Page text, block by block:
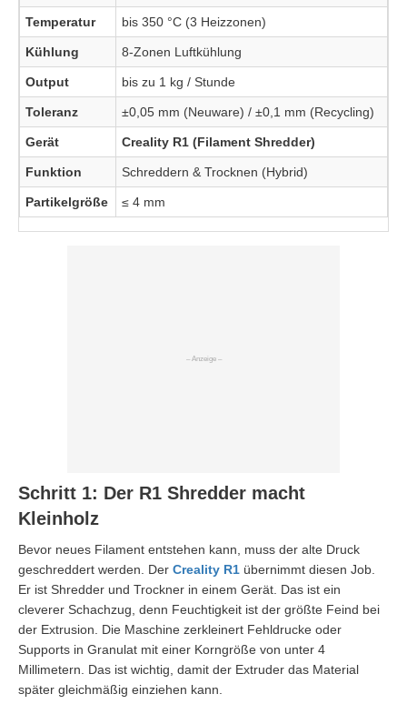
Temperatur bis 350 °C (3 Heizzonen)
Kühlung 8-Zonen Luftkühlung
Output bis zu 1 kg / Stunde
Toleranz ±0,05 mm (Neuware) / ±0,1 mm (Recycling)
Gerät Creality R1 (Filament Shredder)
Funktion Schreddern & Trocknen (Hybrid)
Partikelgröße ≤ 4 mm
Schritt 1: Der R1 Shredder macht
Kleinholz
Bevor neues Filament entstehen kann, muss der alte Druck
geschreddert werden. Der Creality R1 übernimmt diesen Job.
Er ist Shredder und Trockner in einem Gerät. Das ist ein
cleverer Schachzug, denn Feuchtigkeit ist der größte Feind bei
der Extrusion. Die Maschine zerkleinert Fehldrucke oder
Supports in Granulat mit einer Korngröße von unter 4
Millimetern. Das ist wichtig, damit der Extruder das Material
später gleichmäßig einziehen kann.